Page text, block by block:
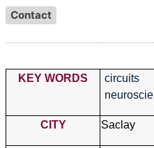
Contact
KEY WORDS
CITY Saclay